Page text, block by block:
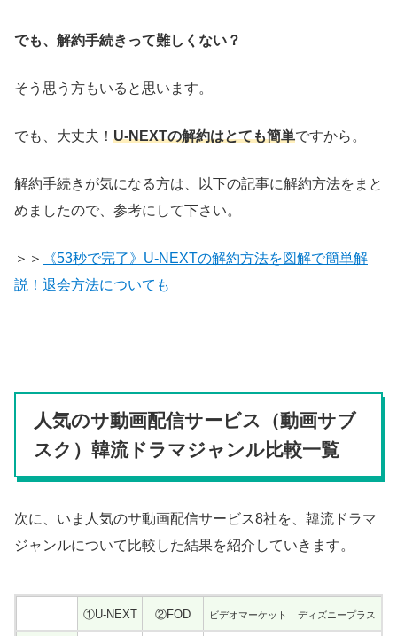
でも、解約手続きって難しくない？
そう思う方もいると思います。
でも、大丈夫！ U-NEXTの解約はとても簡単ですから。
解約手続きが気になる方は、以下の記事に解約方法をまと
めましたので、参考にして下さい。
＞＞
《53秒で完了》U-NEXTの解約方法を図解で簡単解
説！退会方法についても
人気のサ動画配信サービス（動画サブ
スク）韓流ドラマジャンル比較一覧
次に、いま人気のサ動画配信サービス8社を、韓流ドラマ
ジャンルについて比較した結果を紹介していきます。
①U-NEXT ②FOD ビデオマーケット ディズニープラス